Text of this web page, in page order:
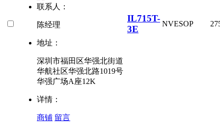
联系人：
陈经理
地址：
深圳市福田区华强北街道
华航社区华强北路1019号
华强广场A座12K
详情：
商铺 留言
IL715T-
3E
NVESOP